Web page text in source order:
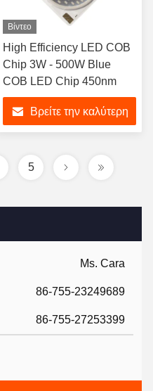
Ms. Cara
86-755-23249689
86-755-27253399
Βίντεο
High Efficiency LED COB
Chip 3W - 500W Blue
COB LED Chip 450nm
Βρείτε την καλύτερη
5